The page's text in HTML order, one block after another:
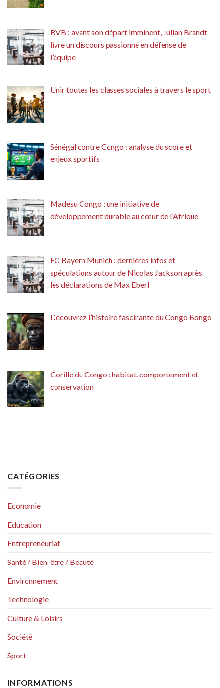
BVB : avant son départ imminent, Julian Brandt
livre un discours passionné en défense de
l’équipe
Unir toutes les classes sociales à travers le sport
Sénégal contre Congo : analyse du score et
enjeux sportifs
Madesu Congo : une initiative de
développement durable au cœur de l’Afrique
FC Bayern Munich : dernières infos et
spéculations autour de Nicolas Jackson après
les déclarations de Max Eberl
Découvrez l’histoire fascinante du Congo Bongo
Gorille du Congo : habitat, comportement et
conservation
CATÉGORIES
Economie
Education
Entrepreneuriat
Santé / Bien-être / Beauté
Environnement
Technologie
Culture & Loisirs
Société
Sport
INFORMATIONS